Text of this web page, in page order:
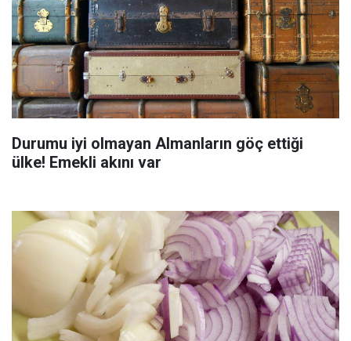
Durumu iyi olmayan Almanların göç ettiği
ülke! Emekli akını var